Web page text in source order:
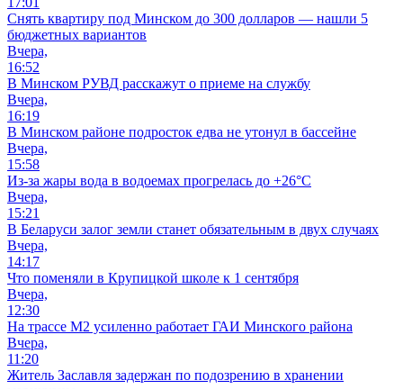
Снять квартиру под Минском до 300 долларов — нашли 5
бюджетных вариантов
Вчера,
16:52
В Минском РУВД расскажут о приеме на службу
Вчера,
16:19
В Минском районе подросток едва не утонул в бассейне
Вчера,
15:58
Из-за жары вода в водоемах прогрелась до +26°C
Вчера,
15:21
В Беларуси залог земли станет обязательным в двух случаях
Вчера,
14:17
Что поменяли в Крупицкой школе к 1 сентября
Вчера,
12:30
На трассе М2 усиленно работает ГАИ Минского района
Вчера,
11:20
Житель Заславля задержан по подозрению в хранении